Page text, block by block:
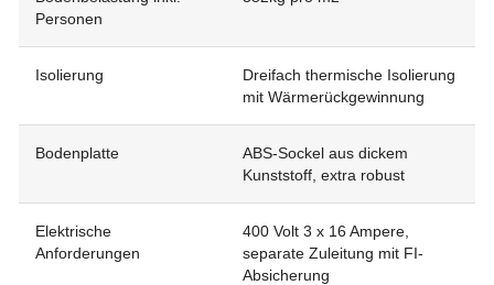
Personen
Isolierung
Dreifach thermische Isolierung
mit Wärmerückgewinnung
Bodenplatte
ABS-Sockel aus dickem
Kunststoff, extra robust
Elektrische
Anforderungen
400 Volt 3 x 16 Ampere,
separate Zuleitung mit FI-
Absicherung